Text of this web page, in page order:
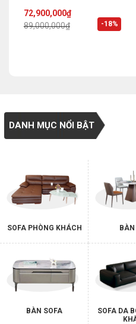
-18%
89,000,000₫
Original
price
was:
72,900,000₫
Current
price
is:
DANH MỤC NỔI BẬT
SOFA PHÒNG KHÁCH BÀN
BÀN SOFA
SOFA DA